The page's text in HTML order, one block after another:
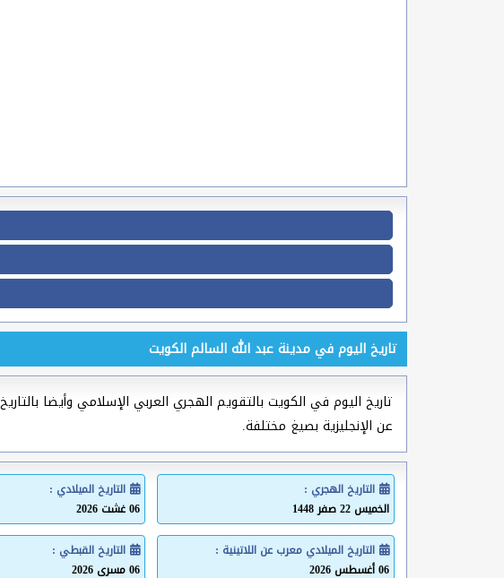
تاريخ اليوم في مدينة عبد الله السالم الكويت
تاريخ اليوم في الكويت بالتقويم الهجري العربي الإسلامي وأيضا
عن الإنجليزية بصيغ مختلفة.
التاريخ الهجري :
الخميس 22 صفر 1448
التاريخ الميلادي :
06 غشت 2026
التاريخ الميلادي معرب عن اللاتينية :
06 أغسطس 2026
التاريخ القبطي :
06 مسرى 2026